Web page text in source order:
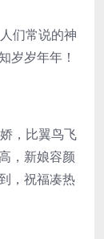
们常说的神
岁岁年年！
，比翼鸟飞
，新娘容颜
，祝福凑热